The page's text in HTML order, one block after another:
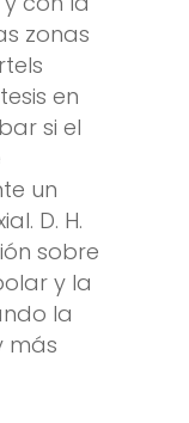
zonas
en
si el
un
D. H.
sobre
y la
la
más